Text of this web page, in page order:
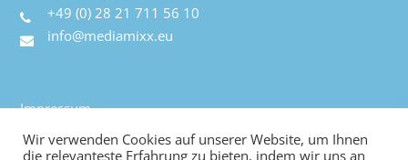
+49 (0) 28 21 711 56 10
info@mediamixx.eu
Impressum
Datenschutz
AGB
Wir verwenden Cookies auf unserer Website, um Ihnen
die relevanteste Erfahrung zu bieten, indem wir uns an